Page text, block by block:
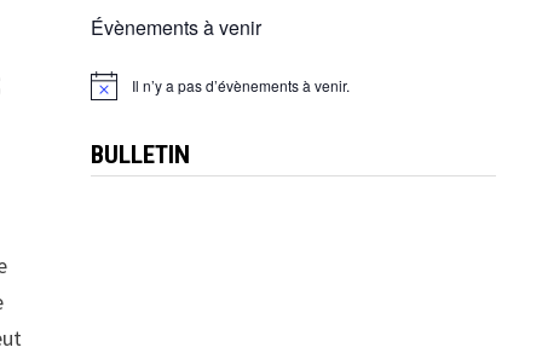
Évènements à venir
Notice Il n’y a pas d’évènements à venir.
BULLETIN